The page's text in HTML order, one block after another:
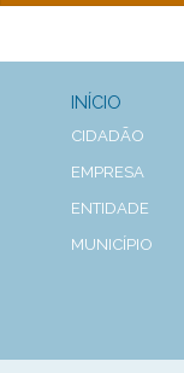
INÍCIO
CIDADÃO
EMPRESA
ENTIDADE
MUNICÍPIO